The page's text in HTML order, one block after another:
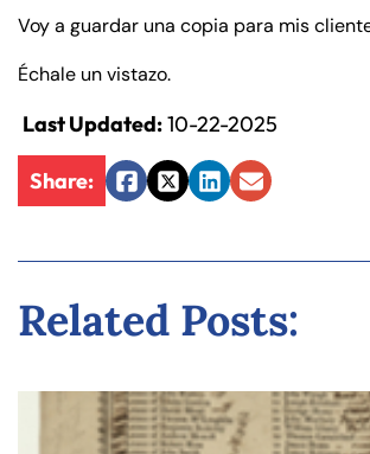
ne
cu
Voy a guardar una copia para mis
Échale un vistazo.
Last Updated:10-22-2025
Share:
Facebook
TwitterLinkedIn
Email
Related Posts: